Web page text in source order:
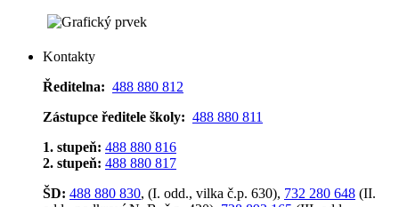
Kontakty
Ředitelna: 488 880 812
Zástupce ředitele školy: 488 880 811
1. stupeň: 488 880 816
2. stupeň: 488 880 817
ŠD: 488 880 830, (I. odd., vilka č.p. 630), 732 280 648 (II.